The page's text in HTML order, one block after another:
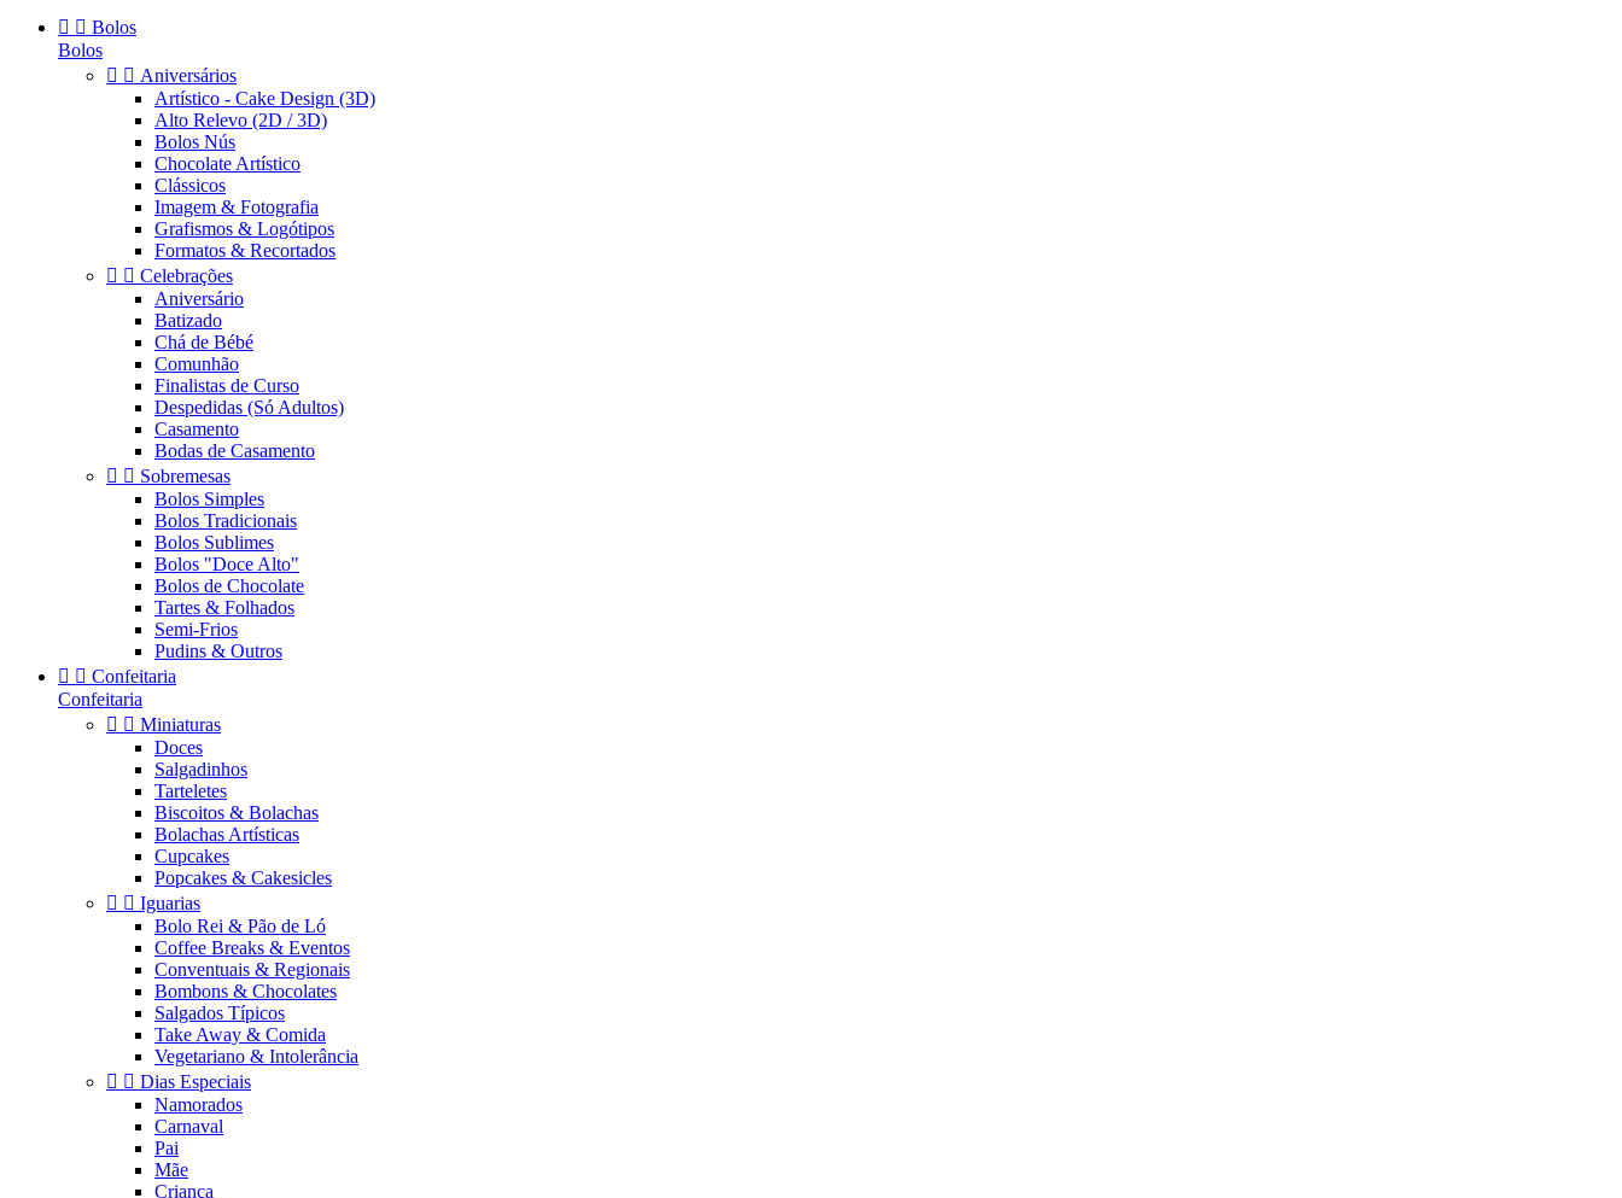
  Bolos
Bolos
  Aniversários
Artístico - Cake Design (3D)
Alto Relevo (2D / 3D)
Bolos Nús
Chocolate Artístico
Clássicos
Imagem & Fotografia
Grafismos & Logótipos
Formatos & Recortados
  Celebrações
Aniversário
Batizado
Chá de Bébé
Comunhão
Finalistas de Curso
Despedidas (Só Adultos)
Casamento
Bodas de Casamento
  Sobremesas
Bolos Simples
Bolos Tradicionais
Bolos Sublimes
Bolos "Doce Alto"
Bolos de Chocolate
Tartes & Folhados
Semi-Frios
Pudins & Outros
  Confeitaria
Confeitaria
  Miniaturas
Doces
Salgadinhos
Tarteletes
Biscoitos & Bolachas
Bolachas Artísticas
Cupcakes
Popcakes & Cakesicles
  Iguarias
Bolo Rei & Pão de Ló
Coffee Breaks & Eventos
Conventuais & Regionais
Bombons & Chocolates
Salgados Típicos
Take Away & Comida
Vegetariano & Intolerância
  Dias Especiais
Namorados
Carnaval
Pai
Mãe
Criança